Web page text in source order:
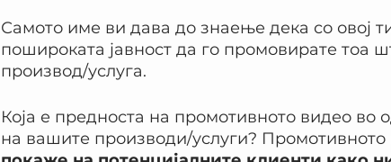
Самото име ви дава до знаење дека со овој
пошироката јавност да го промовирате тоа
производ/услуга.
Која е предноста на промотивното видео во
на вашите производи/услуги? Промотивното